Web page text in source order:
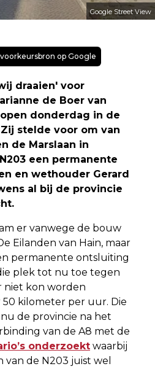
Google Street View
op Google
draaien' voor
de Boer van
donderdag in de
stelde voor om van
de Marslaan in
een permanente
en wethouder Gerard
al bij de provincie
er vanwege de bouw
Eilanden van Hain, maar
permanente ontsluiting
plek tot nu toe tegen
niet kon worden
kilometer per uur. Die
de provincie na het
van de A8 met de
onderzoekt waarbij
de N203 juist wel